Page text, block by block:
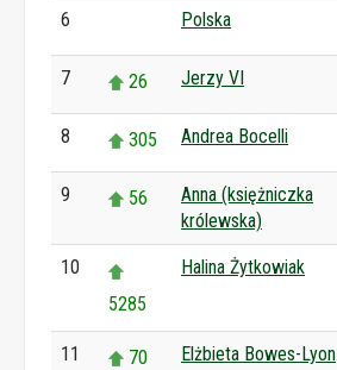
6 Polska
7 26 Jerzy VI
8 305 Andrea Bocelli
9 56
Anna (księżniczka
królewska)
10
5285
Halina Żytkowiak
11 70 Elżbieta Bowes-Lyon